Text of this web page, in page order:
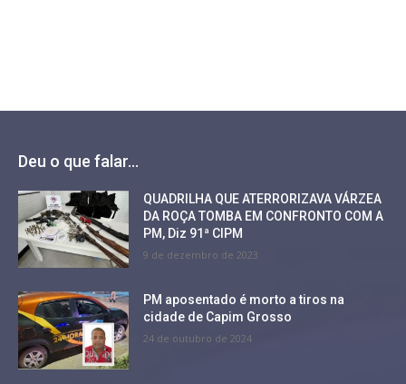
Deu o que falar...
QUADRILHA QUE ATERRORIZAVA VÁRZEA
DA ROÇA TOMBA EM CONFRONTO COM A
PM, Diz 91ª CIPM
9 de dezembro de 2023
PM aposentado é morto a tiros na
cidade de Capim Grosso
24 de outubro de 2024